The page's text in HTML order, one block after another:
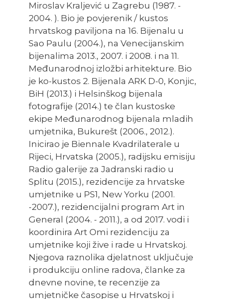
Miroslav Kraljević u Zagrebu (1987. -
2004. ). Bio je povjerenik / kustos
hrvatskog paviljona na 16. Bijenalu u
Sao Paulu (2004.), na Venecijanskim
bijenalima 2013., 2007. i 2008. i na 11.
Međunarodnoj izložbi arhitekture. Bio
je ko-kustos 2. Bijenala ARK D-0, Konjic,
BiH (2013.) i Helsinškog bijenala
fotografije (2014.) te član kustoske
ekipe Međunarodnog bijenala mladih
umjetnika, Bukurešt (2006., 2012.).
Inicirao je Biennale Kvadrilaterale u
Rijeci, Hrvatska (2005.), radijsku emisiju
Radio galerije za Jadranski radio u
Splitu (2015.), rezidencije za hrvatske
umjetnike u PS1, New Yorku (2001.
-2007.), rezidencijalni program Art in
General (2004. - 2011.), a od 2017. vodi i
koordinira Art Omi rezidenciju za
umjetnike koji žive i rade u Hrvatskoj.
Njegova raznolika djelatnost uključuje
i produkciju online radova, članke za
dnevne novine, te recenzije za
umjetničke časopise u Hrvatskoj i